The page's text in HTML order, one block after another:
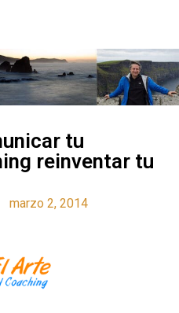
tu
reinventar tu
marzo 2, 2014